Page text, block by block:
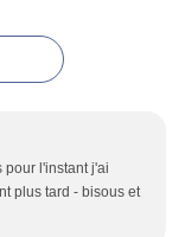
pour l'instant j'ai
plus tard - bisous et